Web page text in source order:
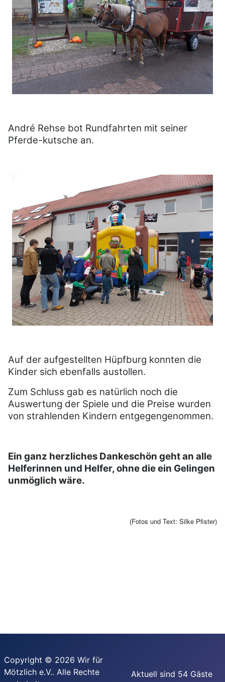
André Rehse bot Rundfahrten mit seiner
Pferde-kutsche an.
Auf der aufgestellten Hüpfburg konnten die
Kinder sich ebenfalls austollen.
Zum Schluss gab es natürlich noch die
Auswertung der Spiele und die Preise wurden
von strahlenden Kindern entgegengenommen.
Ein ganz herzliches Dankeschön geht an alle
Helferinnen und Helfer, ohne die ein Gelingen
unmöglich wäre.
(Fotos und Text: Silke Pfister)
Copyright © 2026 Wir für
Mötzlich e.V.. Alle Rechte
Aktuell sind 54 Gäste